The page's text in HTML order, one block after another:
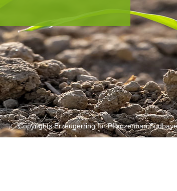
Copyrights Erzeugerring für Pflanzenbau